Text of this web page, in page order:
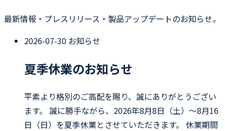
最新情報・プレスリリース・製品アップデートのお知らせ。
2026-07-30 お知らせ
夏季休業のお知らせ
平素より格別のご高配を賜り、誠にありがとうござい
ます。 誠に勝手ながら、2026年8月8日（土）〜8月16
日（日）を夏季休業とさせていただきます。 休業期間